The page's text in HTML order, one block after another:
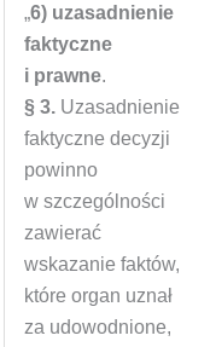
„6) uzasadnienie
faktyczne
i prawne.
§ 3. Uzasadnienie
faktyczne decyzji
powinno
w szczególności
zawierać
wskazanie faktów,
które organ uznał
za udowodnione,